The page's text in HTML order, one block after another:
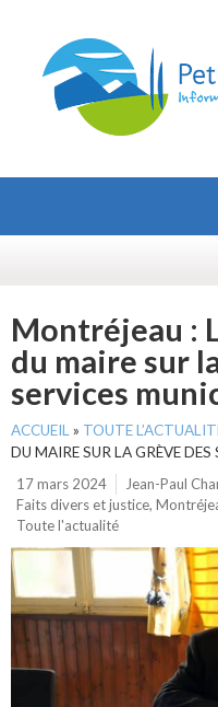
Montréjeau :
du maire sur
services
ACCUEIL » TOUTE
DU MAIRE SUR LA GRÈVE
17 mars 2024
Jean-Paul
Faits divers et justice,
Toute l'actualité